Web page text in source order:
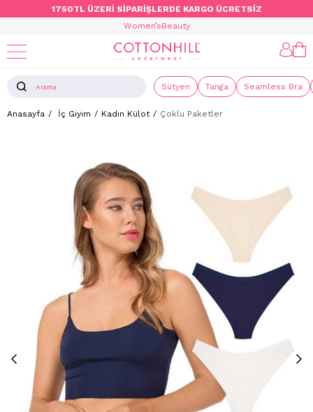
1750TL ÜZERİ SİPARİŞLERDE KARGO ÜCRETSİZ
Women’sBeauty
Sütyen Tanga Seamless Bra
Anasayfa İç Giyim Kadın Külot Çoklu Paketler